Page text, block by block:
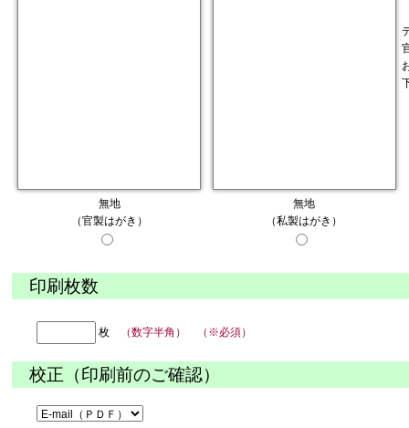
無地
（官製はがき）
無地
（私製はがき）
印刷枚数
枚 （数字半角） （※必須）
校正（印刷前のご確認）